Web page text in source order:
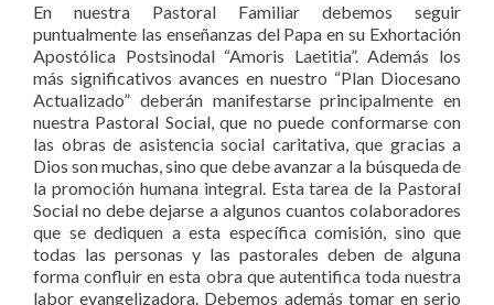
En nuestra Pastoral Familiar debemos seguir
puntualmente las enseñanzas del Papa en su Exhortación
Apostólica Postsinodal “Amoris Laetitia”. Además los
más significativos avances en nuestro “Plan Diocesano
Actualizado” deberán manifestarse principalmente en
nuestra Pastoral Social, que no puede conformarse con
las obras de asistencia social caritativa, que gracias a
Dios son muchas, sino que debe avanzar a la búsqueda de
la promoción humana integral. Esta tarea de la Pastoral
Social no debe dejarse a algunos cuantos colaboradores
que se dediquen a esta específica comisión, sino que
todas las personas y las pastorales deben de alguna
forma confluir en esta obra que autentifica toda nuestra
labor evangelizadora. Debemos además tomar en serio